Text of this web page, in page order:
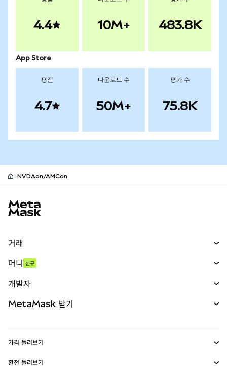
4.4 10M+ 483.8K
App Store
평점
4.7
다운로드 수
50M+
평가 수
75.8K
NVDAon/AMCon
거래
무기한 선물
실물자산
머니 신규
개발자
MetaMask Connect
MetaMask 받기
가격 둘러보기
이더리움 가격
환전 둘러보기